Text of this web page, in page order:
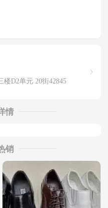
楼D2单元 20街42845
情
销